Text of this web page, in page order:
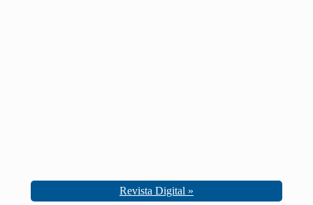
Revista Digital »